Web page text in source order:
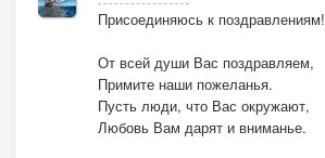
Присоединяюсь к поздравлениям!
От всей души Вас поздравляем,
Примите наши пожеланья.
Пусть люди, что Вас окружают,
Любовь Вам дарят и вниманье.